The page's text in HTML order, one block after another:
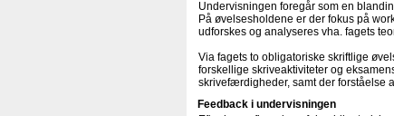
Undervisningen foregår som en
På øvelsesholdene er der fokus på
udforskes og analyseres vha. fagets
Via fagets to obligatoriske skriftlige
forskellige skriveaktiviteter og
skrivefærdigheder, samt der forståelse
Feedback i undervisningen